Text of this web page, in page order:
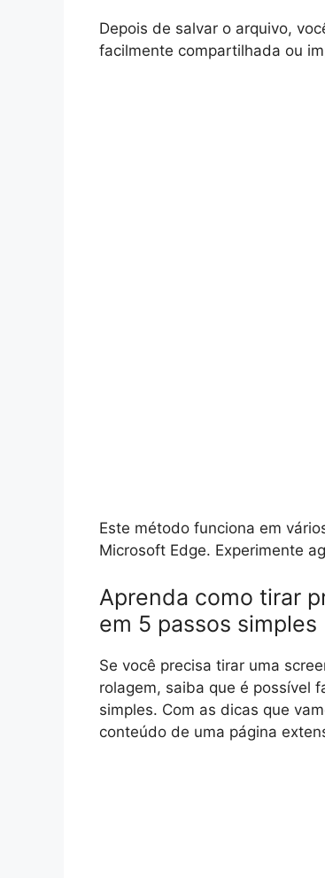
Depois de salvar o arquivo,
facilmente compartilhada ou
Este método funciona em
Microsoft Edge. Experimente
Aprenda como tirar
em 5 passos simples
Se você precisa tirar uma
rolagem, saiba que é possível
simples. Com as dicas que
conteúdo de uma página